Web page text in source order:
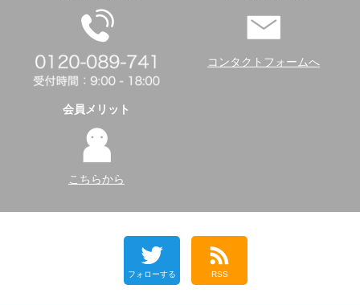
コンタクトフォームへ
会員メリット
こちらから
フォローする RSS